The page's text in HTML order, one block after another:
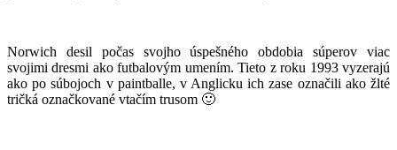
Norwich desil počas svojho úspešného obdobia súperov viac
svojimi dresmi ako futbalovým umením. Tieto z roku 1993 vyzerajú
ako po súbojoch v paintballe, v Anglicku ich zase označili ako žlté
tričká označkované vtačím trusom 🙂